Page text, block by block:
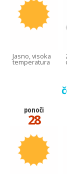
Jasno, visoka
temperatura
ponoči
28